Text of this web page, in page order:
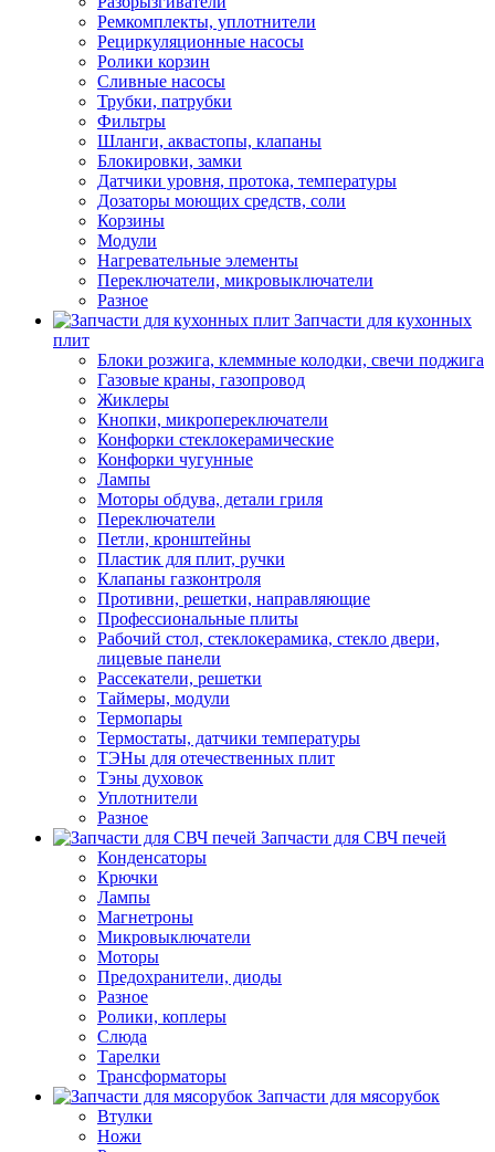
Ремкомплекты, уплотнители
Рециркуляционные насосы
Ролики корзин
Сливные насосы
Трубки, патрубки
Фильтры
Шланги, аквастопы, клапаны
Блокировки, замки
Датчики уровня, протока, температуры
Дозаторы моющих средств, соли
Корзины
Модули
Нагревательные элементы
Переключатели, микровыключатели
Разное
Запчасти для кухонных
плит
Блоки розжига, клеммные колодки, свечи поджига
Газовые краны, газопровод
Жиклеры
Кнопки, микропереключатели
Конфорки стеклокерамические
Конфорки чугунные
Лампы
Моторы обдува, детали гриля
Переключатели
Петли, кронштейны
Пластик для плит, ручки
Клапаны газконтроля
Противни, решетки, направляющие
Профессиональные плиты
Рабочий стол, стеклокерамика, стекло двери,
лицевые панели
Рассекатели, решетки
Таймеры, модули
Термопары
Термостаты, датчики температуры
ТЭНы для отечественных плит
Тэны духовок
Уплотнители
Разное
Запчасти для СВЧ печей
Конденсаторы
Крючки
Лампы
Магнетроны
Микровыключатели
Моторы
Предохранители, диоды
Разное
Ролики, коплеры
Слюда
Тарелки
Трансформаторы
Запчасти для мясорубок
Втулки
Ножи